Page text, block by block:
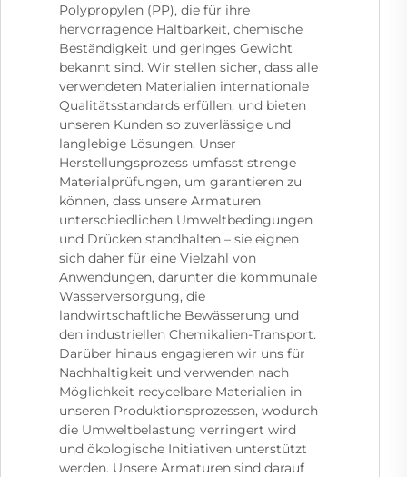
Polypropylen (PP), die für ihre
hervorragende Haltbarkeit, chemische
Beständigkeit und geringes Gewicht
bekannt sind. Wir stellen sicher, dass alle
verwendeten Materialien internationale
Qualitätsstandards erfüllen, und bieten
unseren Kunden so zuverlässige und
langlebige Lösungen. Unser
Herstellungsprozess umfasst strenge
Materialprüfungen, um garantieren zu
können, dass unsere Armaturen
unterschiedlichen Umweltbedingungen
und Drücken standhalten – sie eignen
sich daher für eine Vielzahl von
Anwendungen, darunter die kommunale
Wasserversorgung, die
landwirtschaftliche Bewässerung und
den industriellen Chemikalien-Transport.
Darüber hinaus engagieren wir uns für
Nachhaltigkeit und verwenden nach
Möglichkeit recycelbare Materialien in
unseren Produktionsprozessen, wodurch
die Umweltbelastung verringert wird
und ökologische Initiativen unterstützt
werden. Unsere Armaturen sind darauf